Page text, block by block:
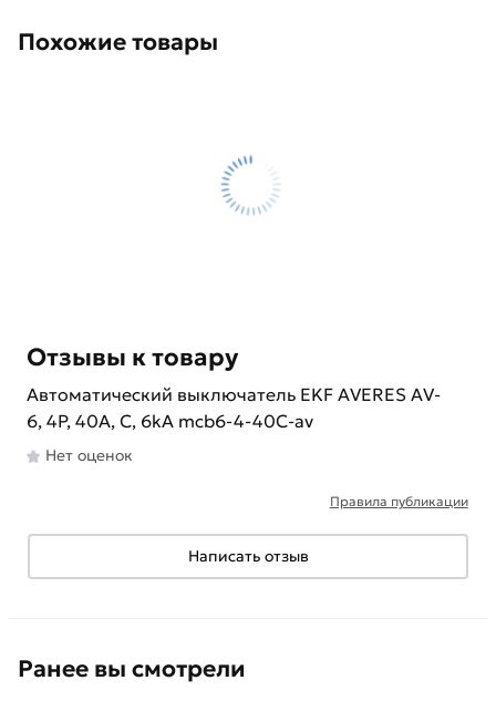
Похожие товары
Отзывы к товару
Автоматический выключатель EKF AVERES AV-
6, 4P, 40A, C, 6kA mcb6-4-40C-av
Нет оценок
Правила публикации
Написать отзыв
Ранее вы смотрели